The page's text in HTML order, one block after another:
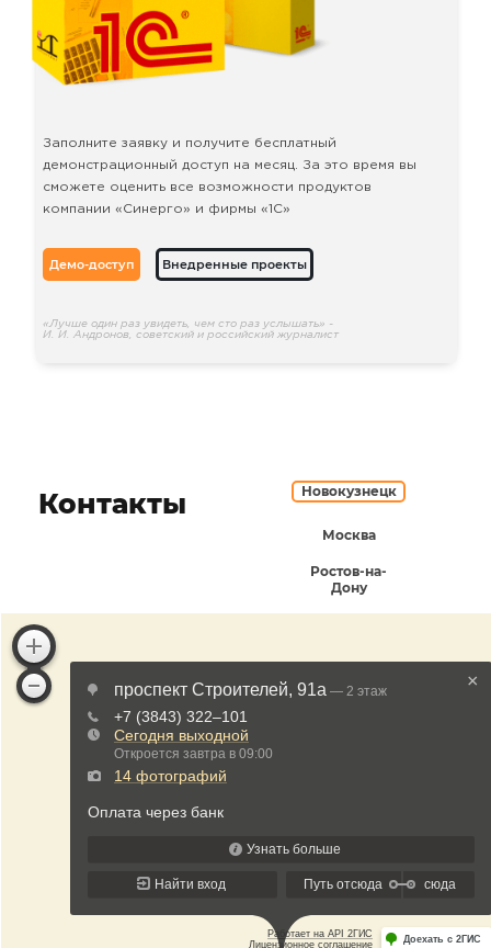
Заполните заявку и получите бесплатный
демонстрационный доступ на месяц. За это время вы
сможете оценить все возможности продуктов
компании «Синерго» и фирмы «1С»
Демо-доступ Внедренные проекты
«Лучше один раз увидеть, чем сто раз услышать» -
И. И. Андронов, советский и российский журналист
Контакты Новокузнецк
Москва
Ростов-на-
Дону